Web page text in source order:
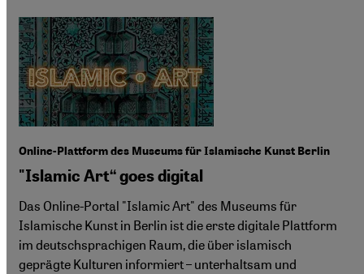
Online-Plattform des Museums für Islamische Kunst Berlin
"Islamic Art“ goes digital
Das Online-Portal "Islamic Art" des Museums für
Islamische Kunst in Berlin ist die erste digitale Plattform
im deutschsprachigen Raum, die über islamisch
geprägte Kulturen informiert – unterhaltsam und